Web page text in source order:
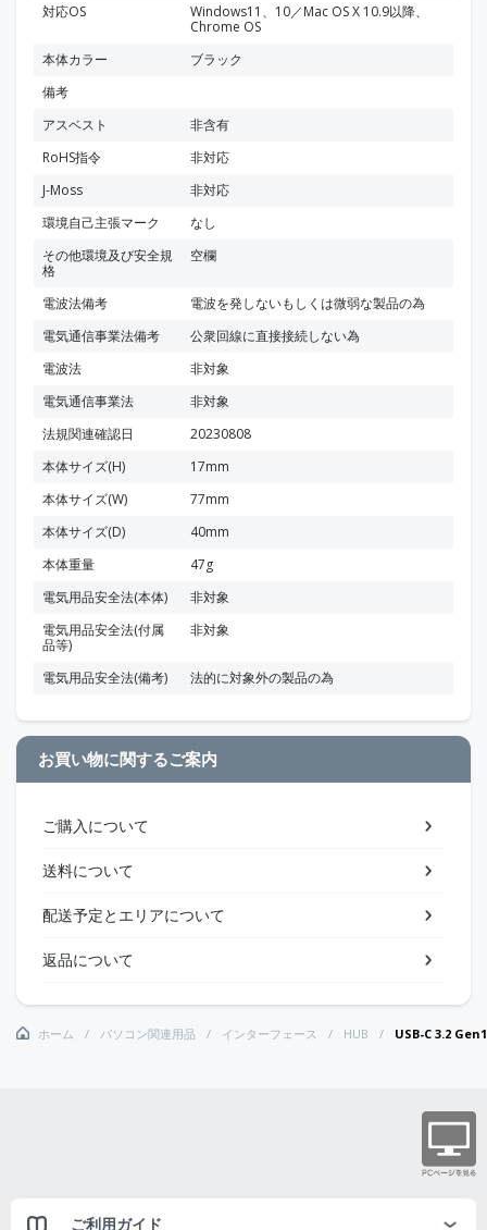
対応OS
Windows11、10／Mac OS X 10.9以降、
Chrome OS
本体カラー
ブラック
備考
アスベスト
非含有
RoHS指令
非対応
J-Moss
非対応
環境自己主張マーク
なし
その他環境及び安全規
格
空欄
電波法備考
電波を発しないもしくは微弱な製品の為
電気通信事業法備考
公衆回線に直接接続しない為
電波法
非対象
電気通信事業法
非対象
法規関連確認日
20230808
本体サイズ(H)
17mm
本体サイズ(W)
77mm
本体サイズ(D)
40mm
本体重量
47g
電気用品安全法(本体)
非対象
電気用品安全法(付属
品等)
非対象
電気用品安全法(備考) 法的に対象外の製品の為
お買い物に関するご案内
ご購入について
送料について
配送予定とエリアについて
返品について
ホーム パソコン関連用品 インターフェース HUB USB-C 3.2
ご利用ガイド